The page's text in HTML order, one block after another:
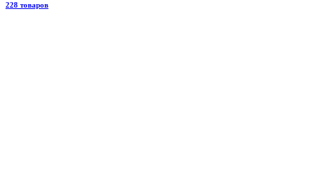
228 товаров